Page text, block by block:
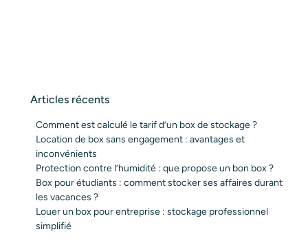
Articles récents
Comment est calculé le tarif d’un box de stockage ?
Location de box sans engagement : avantages et
inconvénients
Protection contre l’humidité : que propose un bon box ?
Box pour étudiants : comment stocker ses affaires durant
les vacances ?
Louer un box pour entreprise : stockage professionnel
simplifié